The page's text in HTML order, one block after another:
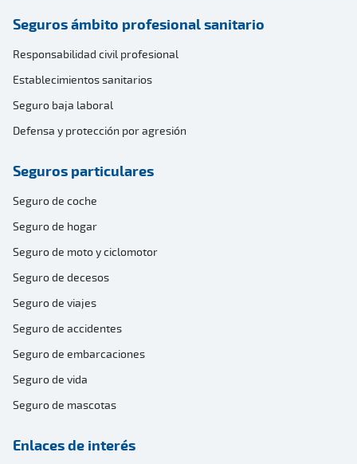
Seguros ámbito profesional sanitario
Responsabilidad civil profesional
Establecimientos sanitarios
Seguro baja laboral
Defensa y protección por agresión
Seguros particulares
Seguro de coche
Seguro de hogar
Seguro de moto y ciclomotor
Seguro de decesos
Seguro de viajes
Seguro de accidentes
Seguro de embarcaciones
Seguro de vida
Seguro de mascotas
Enlaces de interés